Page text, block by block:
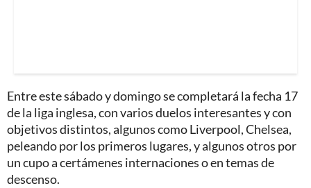
Entre este sábado y domingo se completará la fecha 17
de la liga inglesa, con varios duelos interesantes y con
objetivos distintos, algunos como Liverpool, Chelsea,
peleando por los primeros lugares, y algunos otros por
un cupo a certámenes internaciones o en temas de
descenso.